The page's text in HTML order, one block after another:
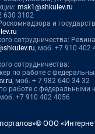
msk1@shkulev.ru
630 3102
и
сотрудничества:
, моб. +7 910 402
сотрудничества:
по работе с
, моб. + 7 982 640 34 32
работе с федеральными
+7 910 402 4056
© ООО